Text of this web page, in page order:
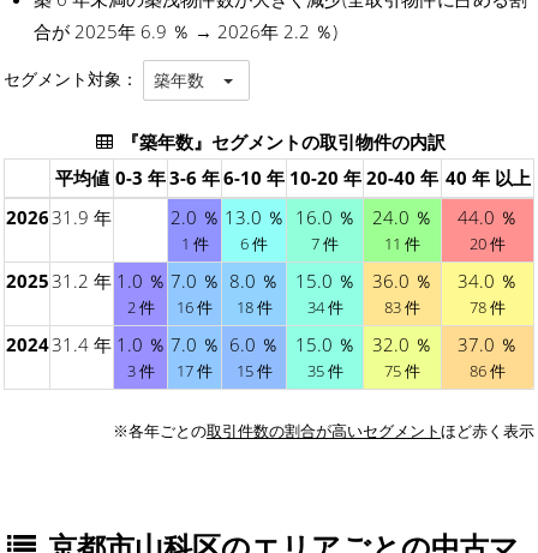
合が 2025年 6.9 ％ → 2026年 2.2 ％)
セグメント対象： 築年数
『築年数』セグメントの取引物件の内訳
平均値 0-3 年3-6 年6-10 年 10-20 年 20-40 年 40 年 以上
202631.9 年 2.0 ％
1 件
13.0 ％
6 件
16.0 ％
7 件
24.0 ％
11 件
44.0 ％
20 件
202531.2 年 1.0 ％
2 件
7.0 ％
16 件
8.0 ％
18 件
15.0 ％
34 件
36.0 ％
83 件
34.0 ％
78 件
202431.4 年 1.0 ％
3 件
7.0 ％
17 件
6.0 ％
15 件
15.0 ％
35 件
32.0 ％
75 件
37.0 ％
86 件
※各年ごとの取引件数の割合が高いセグメントほど赤く表示